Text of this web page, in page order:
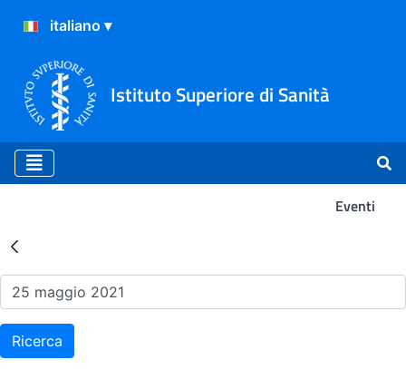
Istituto Superiore di Sanità
Eventi
Risultati della Ricerca -
Ricerca